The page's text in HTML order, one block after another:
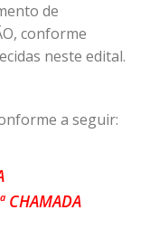
de
conforme
neste edital.
a seguir:
CHAMADA